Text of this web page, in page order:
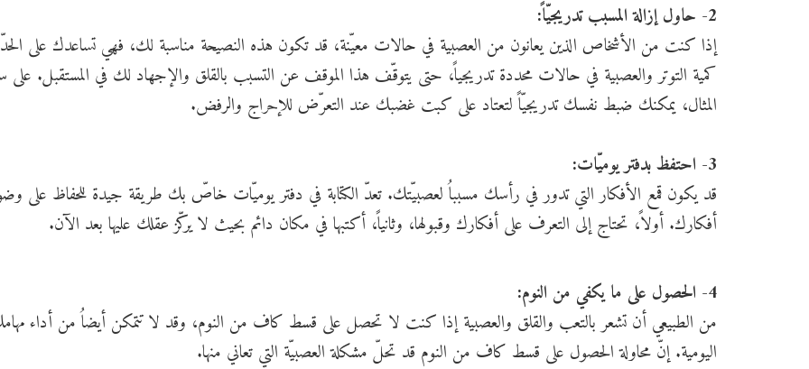
2- حاول إزالة المسبب تدريجيّاً:
إذا كنت من الأشخاص الذين يعانون من العصبية في حالات معيّنة، قد تكون هذه النصيحة مناسبة لك، فهي تساعدك على
كمية التوتر والعصبية في حالات محددة تدريجياً، حتى يتوقّف هذا الموقف عن التسبب بالقلق والإجهاد لك في المستقبل. على
المثال، يمكنك ضبط نفسك تدريجيّاً لتعتاد على كبت غضبك عند التعرّض للإحراج والرفض.
3- احتفظ بدفتر يوميّات:
قد يكون قمع الأفكار التي تدور في رأسك مسبباُ لعصبيّتك. تعدّ الكتابة في دفتر يوميّات خاصّ بك طريقة جيدة للحفاظ على
أفكارك. أولاً، تحتاج إلى التعرف على أفكارك وقبولها، وثانياً، أكتبها في مكان دائم بحيث لا يركّز عقلك عليها بعد الآن.
4- الحصول على ما يكفي من النوم:
من الطبيعي أن تشعر بالتعب والقلق والعصبية إذا كنت لا تحصل على قسط كاف من النوم، وقد لا تتمكن أيضاُ من أداء
اليومية. إنّ محاولة الحصول على قسط كاف من النوم قد تحلّ مشكلة العصبيّة التي تعاني منها.